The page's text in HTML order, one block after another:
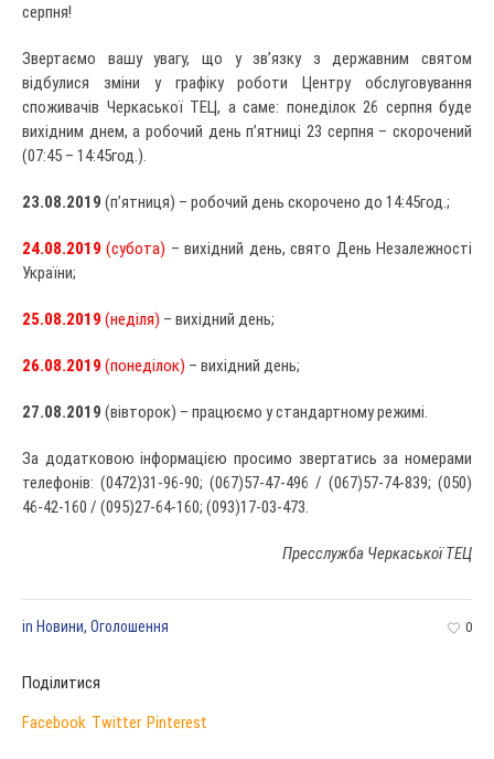
серпня!
Звертаємо вашу увагу, що у зв’язку з державним святом
відбулися зміни у графіку роботи Центру обслуговування
споживачів Черкаської ТЕЦ, а саме: понеділок 26 серпня буде
вихідним днем, а робочий день п’ятниці 23 серпня – скорочений
(07:45 – 14:45год.).
23.08.2019 (п’ятниця) – робочий день скорочено до 14:45год.;
24.08.2019 (субота) – вихідний день, свято День Незалежності
України;
25.08.2019 (неділя) – вихідний день;
26.08.2019 (понеділок) – вихідний день;
27.08.2019 (вівторок) – працюємо у стандартному режимі.
За додатковою інформацією просимо звертатись за номерами
телефонів: (0472)31-96-90; (067)57-47-496 / (067)57-74-839; (050)
46-42-160 / (095)27-64-160; (093)17-03-473.
Пресслужба Черкаської ТЕЦ
0
in Новини, Оголошення
Поділитися
Facebook Twitter Pinterest